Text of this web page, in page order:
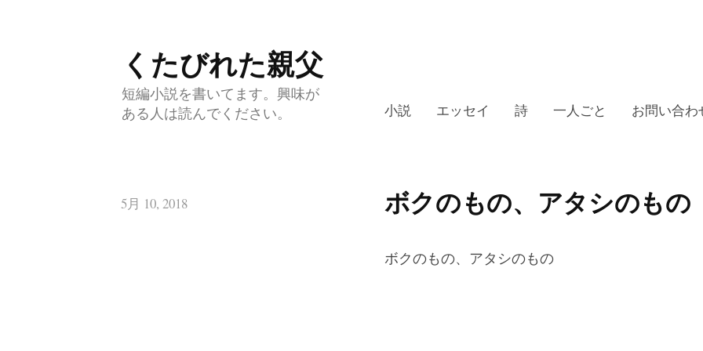
コ
ン
テ
ス
くたびれた親父
短編小説を書いてます。興味が
ある人は読んでください。
小説 エッセイ 詩 一人ごと お問い合わ
5月 10, 2018 ボクのもの、アタシのもの
ボクのもの、アタシのもの